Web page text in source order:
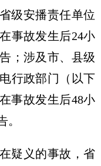
级安播责任单位
事故发生后24小
；涉及市、县级
行政部门（以下
事故发生后48小
疑义的事故，省